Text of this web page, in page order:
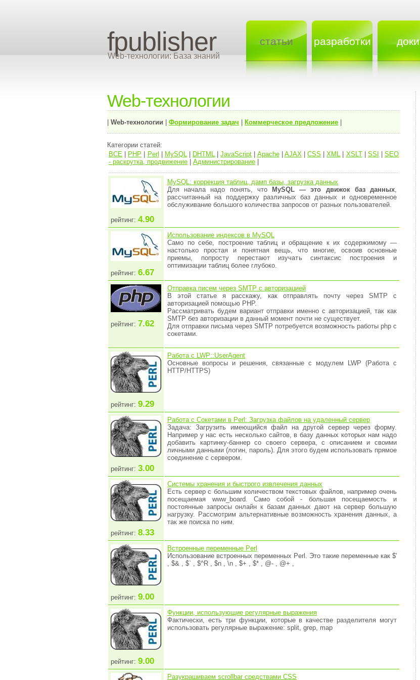
fpublisher
Web-технологии: База знаний
статьи разработки доки
Web-технологии
Web-технологии Формирование задач Коммерческое предложение
Категории статей:
ВСЕ
PHP Perl MySQL| DHTML |JavaScript Apache| AJAX| CSS |XML XSLT| SSI
SEO
- раскрутка, продвижение
Администрирование
рейтинг: 4.90
MySQL: коррекция таблиц, дамп базы, загрузка данных
Для начала надо понять, что
MySQL — это движок баз данных,
рассчитанный на поддержку различных баз данных и одновременное
обслуживание большого количества запросов от разных пользователей.
рейтинг: 6.67
Использование индексов в MySQL
Само по себе, построение таблиц и обращение к их содержимому —
настолько простая и понятная вещь, что многие, освоив основные
приемы, попросту перестают изучать синтаксис построения и
оптимизации таблиц более глубоко.
рейтинг: 7.62
Отправка писем через SMTP с авторизацией
В этой статье я расскажу, как отправлять почту через SMTP с
авторизацией помощью PHP.
Рассматривать будем вариант отправки именно с авторизацией, так как
SMTP без авторизации в данный момент почти не существует.
Для отправки письма через SMTP потребуется возможность работы php с
сокетами.
рейтинг: 9.29
Работа с LWP::UserAgent
Основные вопросы и решения, связанные с модулем LWP (Работа с
HTTP/HTTPS)
рейтинг: 3.00
Работа с Сокетами в Perl: Загрузка файлов на удаленный сервер
Задача: Загрузить имеющийся файл на другой сервер через форму.
Например у нас есть несколько сайтов, в базу данных которых нам надо
добавить картинку-баннер со своего сервера, с описанием и своими
личными данными (логин, пароль). Для этого будем использовать прямое
соединение с сервером.
рейтинг: 8.33
Системы хранения и быстрого извлечения данных
Eсть сервер с большим количеством текстовых файлов, например очень
посещаемая www_board. Само собой - большая посещаемость и
постоянные запросы онлайн к базам данных дают на сервер большую
нагрузку. Рассмотрим альтернативные возможность хранения данных, а
так же поиска по ним.
рейтинг: 9.00
Встроенные переменные Perl
Использование встроенных переменных Perl. Это такие переменные как $'
, $& , $` , $^R , $n , \n , $+ , $* , @- , @+ ,
рейтинг: 9.00
Функции, использующие регулярные выражения
Фактически, есть три функции, которые в качестве разделителя могут
использовать регулярные выражение: split, grep, map
Разукрашиваем scrollbar средствами CSS